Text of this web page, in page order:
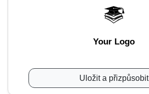
Your Logo
Uložit a přizpůsobit